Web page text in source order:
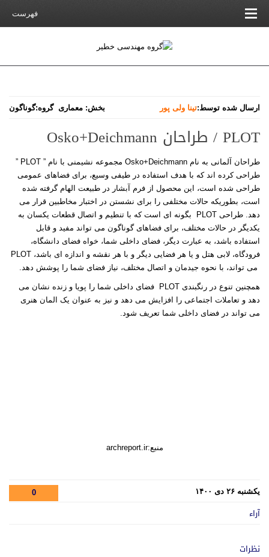
فهرست
ارسال شده توسط:تینا ولی پور بخش: معماری گروه:گوناگون
PLOT / طراحان Osko+Deichmann
طراحان آلمانی به نام Osko+Deichmann مجموعه نشیمنی با نام ” PLOT ”
طراحی کرده اند که با هدف استفاده در طیفی وسیع، برای فضاهای عمومی
طراحی شده است، این محصول از فرم آبشار در طبیعت الهام گرفته شده
است، بطوریکه حالات مختلفی را برای نشستن در اختبار مخاطبین قرار می
دهد. طراحی PLOT بگونه ای است که با تنطیم و اتصال قطعات یکسان به
یکدیگر در حالات مختلف، برای فضاهای گوناگون می تواند مفید و قابل
استفاده باشد، به عبارت دیگر، فضای داخلی شما، خواه فضای دانشگاه،
فرودگاه، لابی هتل و یا هر فضایی دیگر و با هر نقشه و اندازه ای باشد، PLOT
می تواند، با نحوه جیدمان و اتصال مختلف، نیاز فضای شما را پوشش دهد.
همچنین تنوع در رنگبندی PLOT فضای داخلی شما را پویا و زنده نشان می
دهد و تعاملات اجتماعی را افزایش می دهد و نیز به عنوان یک المان هنری
می تواند در فضای داخلی شما تعریف شود.
منبع:archreport.ir
یکشنبه ۲۶ دی ۱۴۰۰ 0
آراء
نظرات